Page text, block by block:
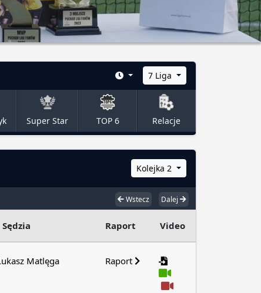
7 Liga
Super Star TOP 6 Relacje
Kolejka 2
Wstecz Dalej
Sędzia Raport Video
Matlęga Raport